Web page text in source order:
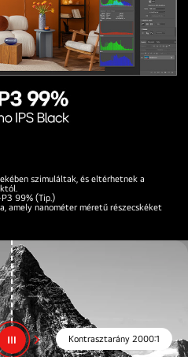
szimuláltak, és eltérhetnek a
99% (Tip.)
amely nanométer méretű részecskéket
Kontrasztarány 2000:1